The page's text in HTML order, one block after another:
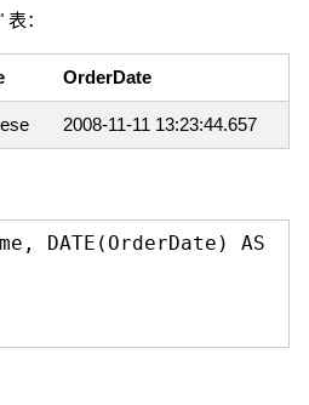
：
OrderDate
2008-11-11 13:23:44.657
DATE(OrderDate) AS